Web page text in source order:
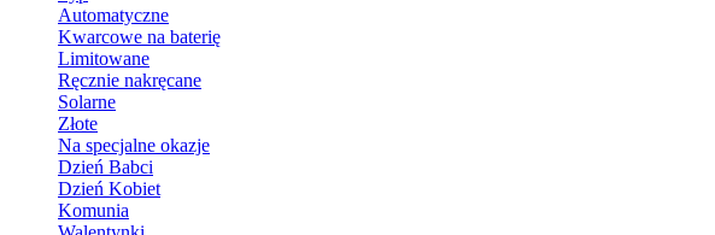
Automatyczne
Kwarcowe na baterię
Limitowane
Ręcznie nakręcane
Solarne
Złote
Na specjalne okazje
Dzień Babci
Dzień Kobiet
Komunia